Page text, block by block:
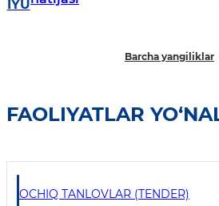
IYU
Barcha yangiliklar
FAOLIYATLAR
OCHIQ TANLOVLAR (TENDER)